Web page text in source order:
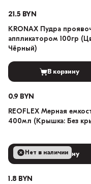
21.5 BYN
KRONAX Пудра
аппликатором 100гр
Чёрный)
В корзину
0.9 BYN
REOFLEX Мерная
400мл (Крышка: Без
В корзину
Нет в наличии
1.8 BYN